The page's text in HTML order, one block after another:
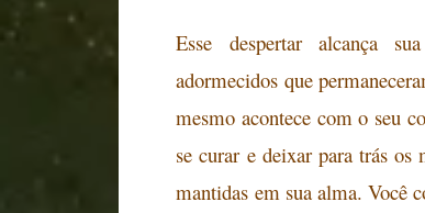
Esse despertar alcança
adormecidos que
mesmo acontece com o seu
se curar e deixar para trás os
mantidas em sua alma. Você